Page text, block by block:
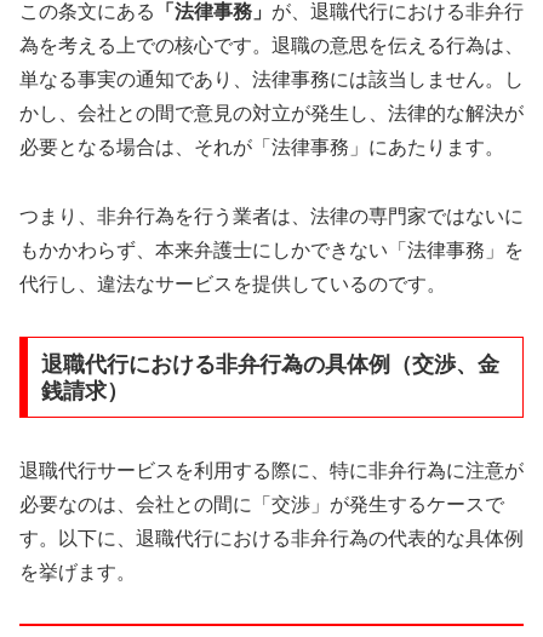
この条文にある 「法律事務」 が、退職代行における非弁行
為を考える上での核心です。退職の意思を伝える行為は、
単なる事実の通知であり、法律事務には該当しません。し
かし、会社との間で意見の対立が発生し、法律的な解決が
必要となる場合は、それが「法律事務」にあたります。
つまり、非弁行為を行う業者は、法律の専門家ではないに
もかかわらず、本来弁護士にしかできない「法律事務」を
代行し、違法なサービスを提供しているのです。
退職代行における非弁行為の具体例（交渉、金
銭請求）
退職代行サービスを利用する際に、特に非弁行為に注意が
必要なのは、会社との間に「交渉」が発生するケースで
す。以下に、退職代行における非弁行為の代表的な具体例
を挙げます。